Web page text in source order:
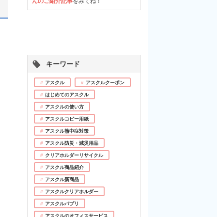
キーワード
アスクル アスクルクーポン
はじめてのアスクル
アスクルの使い方
アスクルコピー用紙
アスクル熱中症対策
アスクル防災・減災用品
クリアホルダーリサイクル
アスクル商品紹介
アスクル新商品
アスクルクリアホルダー
アスクルパプリ